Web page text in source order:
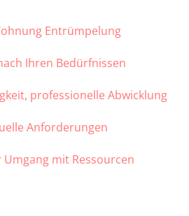
Entrümpelung
Ihren Bedürfnissen
professionelle Abwicklung
Anforderungen
mit Ressourcen